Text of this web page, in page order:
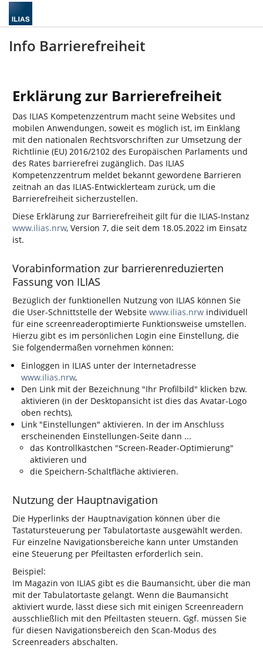
Info Barrierefreiheit
Erklärung zur Barrierefreiheit
Das ILIAS Kompetenzzentrum macht seine Websites und
mobilen Anwendungen, soweit es möglich ist, im Einklang
mit den nationalen Rechtsvorschriften zur Umsetzung der
Richtlinie (EU) 2016/2102 des Europäischen Parlaments und
des Rates barrierefrei zugänglich. Das ILIAS
Kompetenzzentrum meldet bekannt gewordene Barrieren
zeitnah an das ILIAS-Entwicklerteam zurück, um die
Barrierefreiheit sicherzustellen.
Diese Erklärung zur Barrierefreiheit gilt für die ILIAS-Instanz
www.ilias.nrw, Version 7, die seit dem 18.05.2022 im Einsatz
ist.
Vorabinformation zur barrierenreduzierten
Fassung von ILIAS
Bezüglich der funktionellen Nutzung von ILIAS können Sie
die User-Schnittstelle der Website www.ilias.nrw individuell
für eine screenreaderoptimierte Funktionsweise umstellen.
Hierzu gibt es im persönlichen Login eine Einstellung, die
Sie folgendermaßen vornehmen können:
Einloggen in ILIAS unter der Internetadresse
www.ilias.nrw,
Den Link mit der Bezeichnung "Ihr Profilbild" klicken bzw.
aktivieren (in der Desktopansicht ist dies das Avatar-Logo
oben rechts),
Link "Einstellungen" aktivieren. In der im Anschluss
erscheinenden Einstellungen-Seite dann ...
das Kontrollkästchen "Screen-Reader-Optimierung"
aktivieren und
die Speichern-Schaltfläche aktivieren.
Nutzung der Hauptnavigation
Die Hyperlinks der Hauptnavigation können über die
Tastatursteuerung per Tabulatortaste ausgewählt werden.
Für einzelne Navigationsbereiche kann unter Umständen
eine Steuerung per Pfeiltasten erforderlich sein.
Beispiel:
Im Magazin von ILIAS gibt es die Baumansicht, über die man
mit der Tabulatortaste gelangt. Wenn die Baumansicht
aktiviert wurde, lässt diese sich mit einigen Screenreadern
ausschließlich mit den Pfeiltasten steuern. Ggf. müssen Sie
für diesen Navigationsbereich den Scan-Modus des
Screenreaders abschalten.